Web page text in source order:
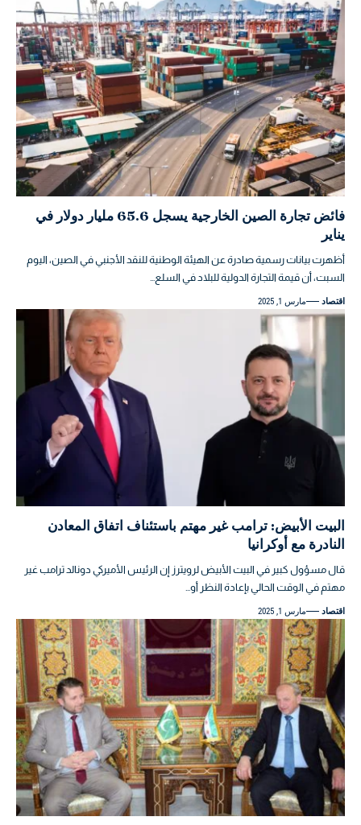
فائض تجارة الصين الخارجية يسجل 65.6 مليار دولار في
يناير
أظهرت بيانات رسمية صادرة عن الهيئة الوطنية للنقد الأجنبي في الصين، اليوم
السبت، أن قيمة التجارة الدولية للبلاد في السلع…
اقتصاد مارس 1, 2025
البيت الأبيض: ترامب غير مهتم باستئناف اتفاق المعادن
النادرة مع أوكرانيا
قال مسؤول كبير في البيت الأبيض لرويترز إن الرئيس الأميركي دونالد ترامب غير
مهتم في الوقت الحالي بإعادة النظر أو…
اقتصاد مارس 1, 2025